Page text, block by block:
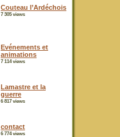
Couteau l’Ardéchois
7 305 views
Evénements et
animations
7 114 views
Lamastre et la
guerre
6 817 views
contact
6 774 views